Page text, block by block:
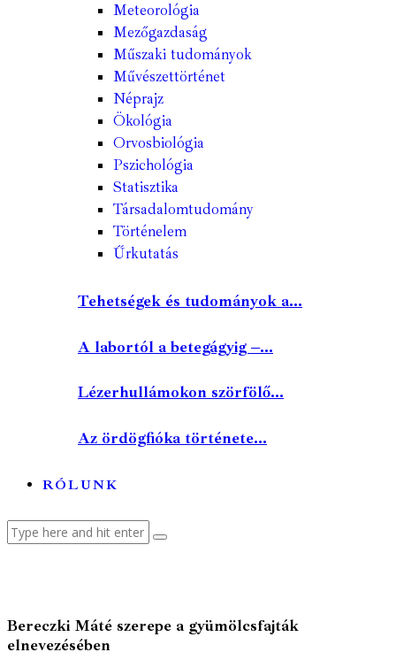
Meteorológia
Mezőgazdaság
Műszaki tudományok
Művészettörténet
Néprajz
Ökológia
Orvosbiológia
Pszichológia
Statisztika
Társadalomtudomány
Történelem
Űrkutatás
Tehetségek és tudományok a...
A labortól a betegágyig –...
Lézerhullámokon szörfölő...
Az ördögfióka története...
RÓLUNK
Bereczki Máté szerepe a gyümölcsfajták
elnevezésében